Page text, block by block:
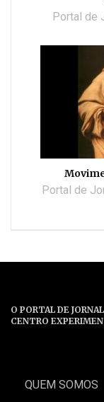
Portal de
Portal de
O PORTAL DE
CENTRO
QUEM SOMOS